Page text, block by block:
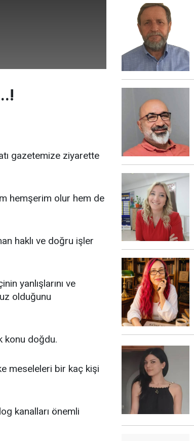
gazetemize ziyarette
hemşerim olur hem de
haklı ve doğru işler
yanlışlarını ve
olduğunu
konu doğdu.
meseleleri bir kaç kişi
kanalları önemli